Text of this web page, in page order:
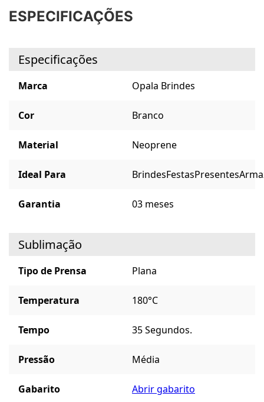
ESPECIFICAÇÕES
Especificações
Marca Opala Brindes
Cor Branco
Material Neoprene
Ideal Para BrindesFestasPresentes
Garantia 03 meses
Sublimação
Tipo de Prensa Plana
Temperatura 180°C
Tempo 35 Segundos.
Pressão Média
Gabarito Abrir gabarito